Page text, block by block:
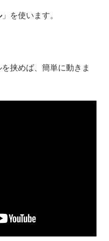
」を使います。
挟めば、簡単に動きま